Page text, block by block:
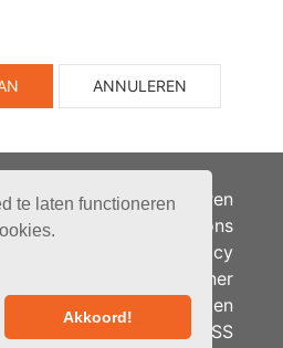
te laten functioneren
Akkoord!
ANNULEREN
Adverteren
Over ons
Je privacy
Partner
Berichten
RSS